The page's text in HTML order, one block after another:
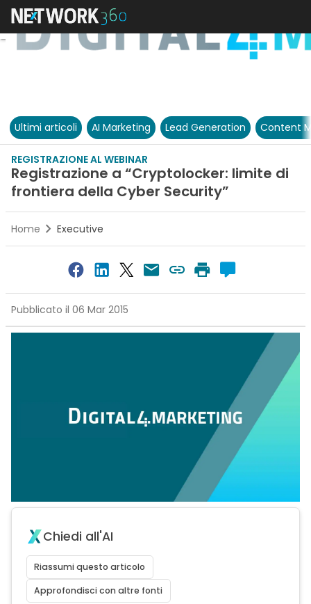
Ultimi articoli AI Marketing Lead Generation Content
REGISTRAZIONE AL WEBINAR
Registrazione a “Cryptolocker: limite di
frontiera della Cyber Security”
Home Executive
Pubblicato il 06 Mar 2015
Chiedi all'AI
Riassumi questo articolo
Approfondisci con altre fonti